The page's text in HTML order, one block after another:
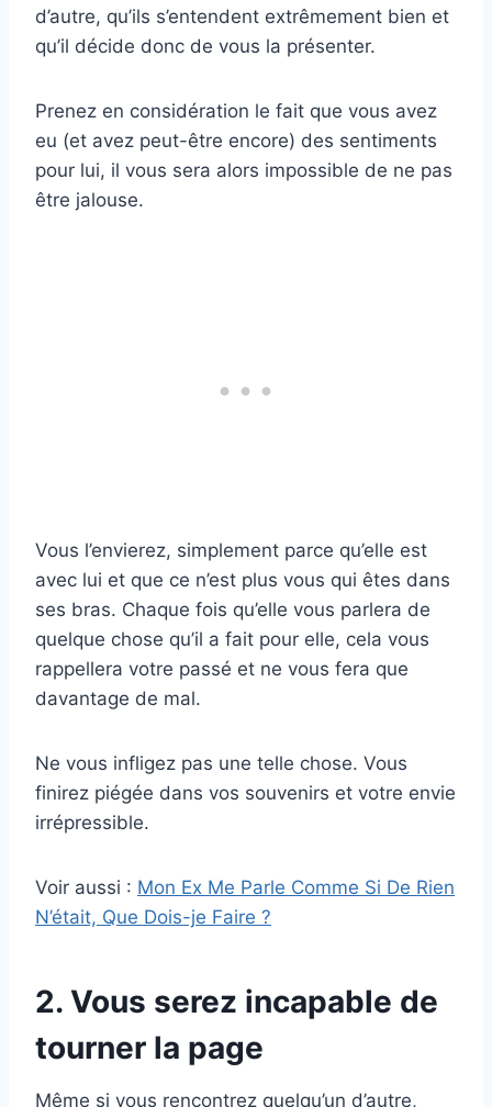
d’autre, qu’ils s’entendent extrêmement bien et
qu’il décide donc de vous la présenter.
Prenez en considération le fait que vous avez
eu (et avez peut-être encore) des sentiments
pour lui, il vous sera alors impossible de ne pas
être jalouse.
Vous l’envierez, simplement parce qu’elle est
avec lui et que ce n’est plus vous qui êtes dans
ses bras. Chaque fois qu’elle vous parlera de
quelque chose qu’il a fait pour elle, cela vous
rappellera votre passé et ne vous fera que
davantage de mal.
Ne vous infligez pas une telle chose. Vous
finirez piégée dans vos souvenirs et votre envie
irrépressible.
Voir aussi : Mon Ex Me Parle Comme Si De Rien
N’était, Que Dois-je Faire ?
2. Vous serez incapable de
tourner la page
Même si vous rencontrez quelqu’un d’autre,